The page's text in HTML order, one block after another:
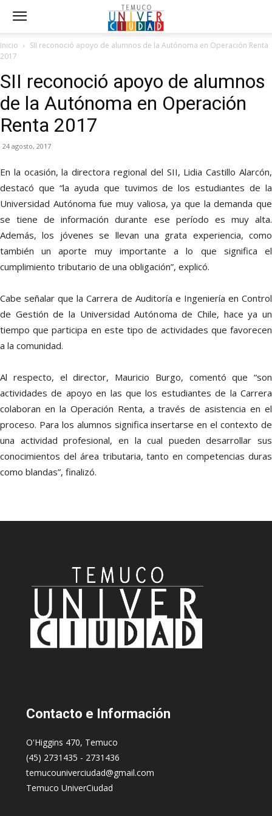
Inicio
SII reconoció apoyo de alumnos de la Autónoma en Operación Renta
2017
SII reconoció apoyo de alumnos
de la Autónoma en Operación
Renta 2017
24 agosto, 2017
En la ocasión, la directora regional del SII, Lidia Castillo Alarcón,
destacó que “la ayuda que tuvimos de los estudiantes de la
Universidad Autónoma fue muy valiosa, ya que la demanda que
se tiene de información durante ese período es muy alta.
Además, los jóvenes se llevan una grata experiencia, como
también un aporte muy importante a lo que significa el
cumplimiento tributario de una obligación”, explicó.
Cabe señalar que la Carrera de Auditoría e Ingeniería en Control
de Gestión de la Universidad Autónoma de Chile, hace ya un
tiempo que participa en este tipo de actividades que favorecen
a la comunidad.
Al respecto, el director, Mauricio Burgo, comentó que “son
actividades de apoyo en las que los estudiantes de la Carrera
colaboran en la Operación Renta, a través de asistencia en el
proceso. Para los alumnos significa insertarse en el contexto de
una actividad profesional, en la cual pueden desarrollar sus
conocimientos del área tributaria, tanto en competencias duras
como blandas”, finalizó.
Contacto e Información
O'Higgins 470, Temuco
(45) 2731435 - 2731436
temucouniverciudad@gmail.com
Temuco UniverCiudad